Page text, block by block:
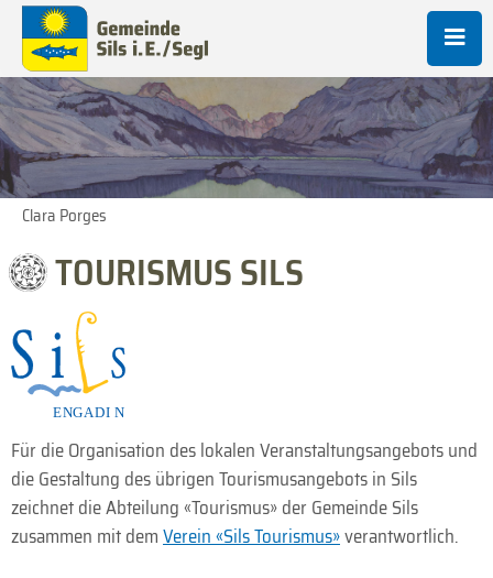
Clara Porges
TOURISMUS SILS
Für die Organisation des lokalen Veranstaltungsangebots und
die Gestaltung des übrigen Tourismusangebots in Sils
zeichnet die Abteilung «Tourismus» der Gemeinde Sils
zusammen mit demVerein «Sils Tourismus»verantwortlich.